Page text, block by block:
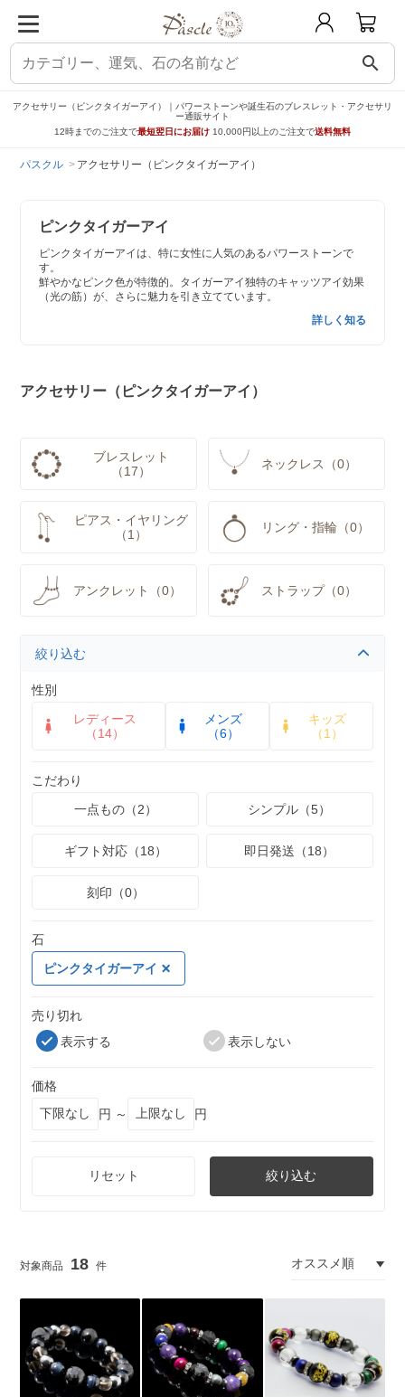
search
アクセサリー（ピンクタイガーアイ）｜パワーストーンや誕生石のブレスレット・アクセサリ
ー通販サイト
12時までのご注文で最短翌日にお届け 10,000円以上のご注文で送料無料
パスクル アクセサリー（ピンクタイガーアイ）
ピンクタイガーアイ
ピンクタイガーアイは、特に女性に人気のあるパワーストーンで
す。
鮮やかなピンク色が特徴的。タイガーアイ独特のキャッツアイ効果
（光の筋）が、さらに魅力を引き立てています。
詳しく知る
アクセサリー（ピンクタイガーアイ）
ブレスレット
（17）
ネックレス（0）
ピアス・イヤリング
（1）
リング・指輪（0）
アンクレット（0） ストラップ（0）
絞り込む
性別
レディース
（14）
メンズ
（6）
キッズ
（1）
こだわり
一点もの（2）
シンプル（5）
ギフト対応（18） 即日発送（18）
刻印（0）
石
ピンクタイガーアイ
売り切れ
表示する
表示しない
価格
円 ～
円
リセット 絞り込む
18